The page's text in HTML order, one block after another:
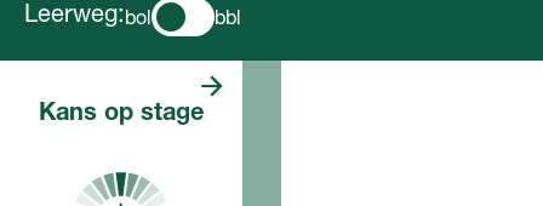
Leerweg: bol bbl
Kans op stage